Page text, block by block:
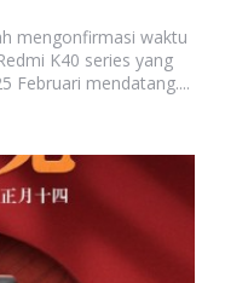
mengonfirmasi waktu
K40 series yang
Februari mendatang....